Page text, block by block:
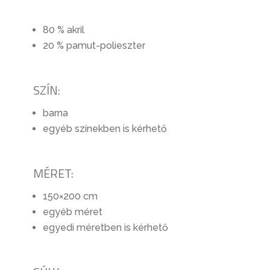
80 % akril
20 % pamut-polieszter
SZÍN:
barna
egyéb színekben is kérhető
MÉRET:
150×200 cm
egyéb méret
egyedi méretben is kérhető